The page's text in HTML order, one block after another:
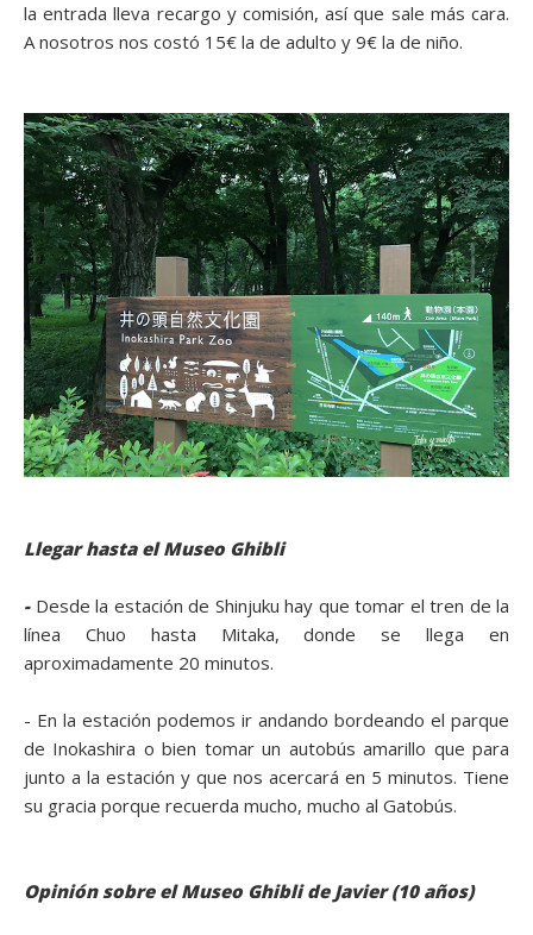
la entrada lleva recargo y comisión, así que sale más cara.
A nosotros nos costó 15€ la de adulto y 9€ la de niño.
Llegar hasta el Museo Ghibli
- Desde la estación de Shinjuku hay que tomar el tren de la
línea Chuo hasta Mitaka, donde se llega en
aproximadamente 20 minutos.
- En la estación podemos ir andando bordeando el parque
de Inokashira o bien tomar un autobús amarillo que para
junto a la estación y que nos acercará en 5 minutos. Tiene
su gracia porque recuerda mucho, mucho al Gatobús.
Opinión sobre el Museo Ghibli de Javier (10 años)